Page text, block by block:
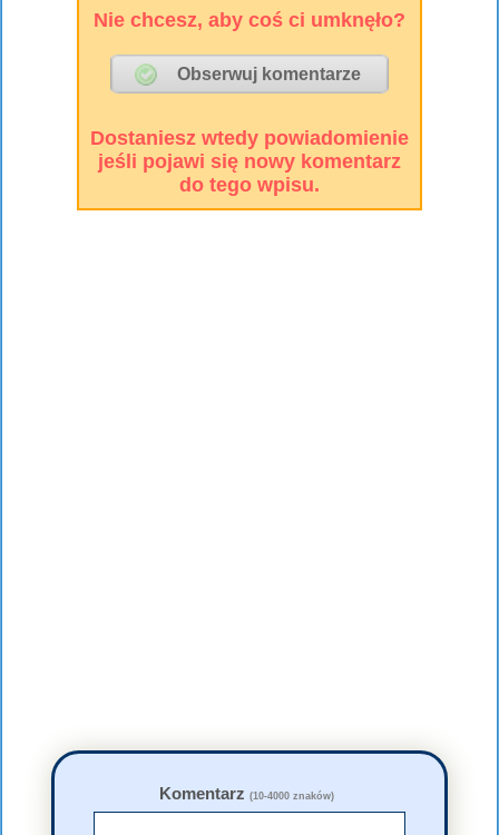
Nie chcesz, aby coś ci umknęło?
Dostaniesz wtedy powiadomienie
jeśli pojawi się nowy komentarz
do tego wpisu.
Komentarz (10-4000 znaków)